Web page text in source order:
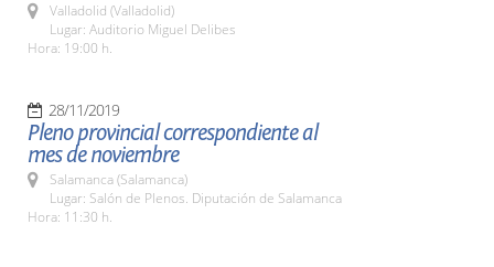
Valladolid (Valladolid)
Lugar: Auditorio Miguel Delibes
Hora: 19:00 h.
28/11/2019
Pleno provincial correspondiente al
mes de noviembre
Salamanca (Salamanca)
Lugar: Salón de Plenos. Diputación de Salamanca
Hora: 11:30 h.